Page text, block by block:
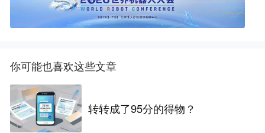
你可能也喜欢这些文章
转转成了95分的得物？